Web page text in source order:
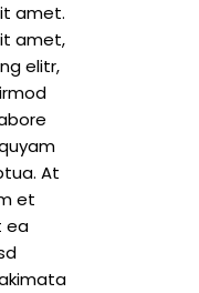
amet.
amet,
elitr,
At
et
ea